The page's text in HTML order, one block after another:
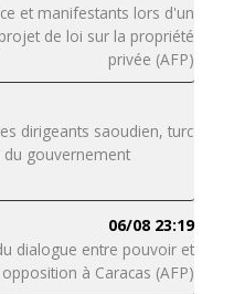
et manifestants lors d'un
de loi sur la propriété
privée (AFP)
dirigeants saoudien, turc
du gouvernement
06/08 23:19
dialogue entre pouvoir et
opposition à Caracas (AFP)